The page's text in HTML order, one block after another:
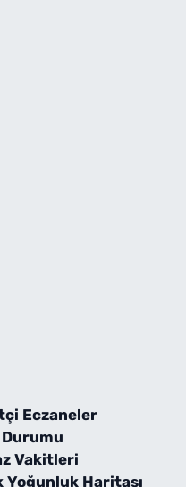
Eczaneler
Durumu
Vakitleri
Yoğunluk Haritası